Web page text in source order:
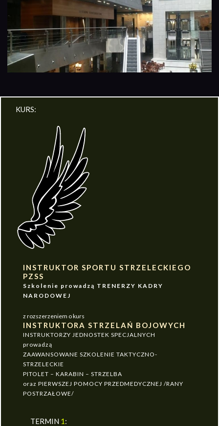
KURS:
INSTRUKTOR SPORTU STRZELECKIEGO
PZSS
Szkolenie prowadzą TRENERZY KADRY
NARODOWEJ
z rozszerzeniem o kurs
INSTRUKTORA STRZELAŃ BOJOWYCH
INSTRUKTORZY JEDNOSTEK SPECJALNYCH
prowadzą
ZAAWANSOWANE SZKOLENIE TAKTYCZNO-
STRZELECKIE
PITOLET – KARABIN – STRZELBA
oraz PIERWSZEJ POMOCY PRZEDMEDYCZNEJ /RANY
POSTRZAŁOWE/
TERMIN 1: